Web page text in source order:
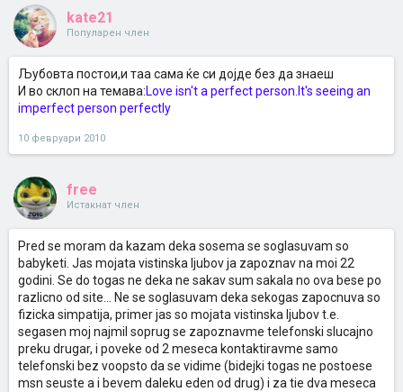
kate21
Популарен член
Љубовта постои,и таа сама ќе си дојде без да знаеш
И во склоп на темава:Love isn't a perfect person.It's seeing an
imperfect person perfectly
10 февруари 2010
free
Истакнат член
Pred se moram da kazam deka sosema se soglasuvam so
babyketi. Jas mojata vistinska ljubov ja zapoznav na moi 22
godini. Se do togas ne deka ne sakav sum sakala no ova bese po
razlicno od site... Ne se soglasuvam deka sekogas zapocnuva so
fizicka simpatija, primer jas so mojata vistinska ljubov t.e.
segasen moj najmil soprug se zapoznavme telefonski slucajno
preku drugar, i poveke od 2 meseca kontaktiravme samo
telefonski bez voopsto da se vidime (bidejki togas ne postoese
msn seuste a i bevem daleku eden od drug) i za tie dva meseca